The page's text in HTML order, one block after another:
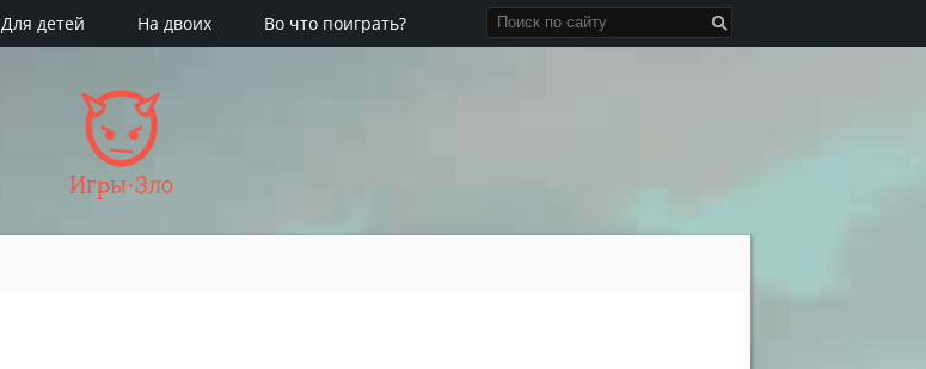
Для детей На двоих Во что поиграть?
Игры·Зло